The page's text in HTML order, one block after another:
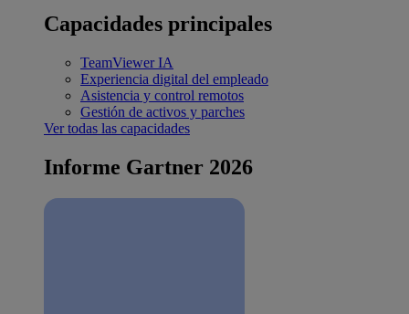
Capacidades principales
TeamViewer IA
Experiencia digital del empleado
Asistencia y control remotos
Gestión de activos y parches
Ver todas las capacidades
Informe Gartner 2026